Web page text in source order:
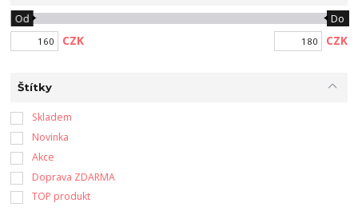
CZK
Od Do
CZK
Štítky
Skladem
Novinka
Akce
Doprava ZDARMA
TOP produkt